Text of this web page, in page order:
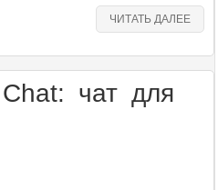
ЧИТАТЬ ДАЛЕЕ
чат для